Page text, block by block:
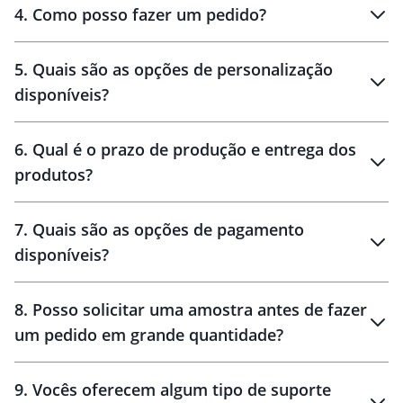
personalizados
brinde
personalização
4. Como posso fazer um pedido?
amostra virtual
5. Quais são as opções de personalização
disponíveis?
6. Qual é o prazo de produção e entrega dos
produtos?
10 dias
brinde
48 horas
7. Quais são as opções de pagamento
disponíveis?
8. Posso solicitar uma amostra antes de fazer
um pedido em grande quantidade?
9. Vocês oferecem algum tipo de suporte